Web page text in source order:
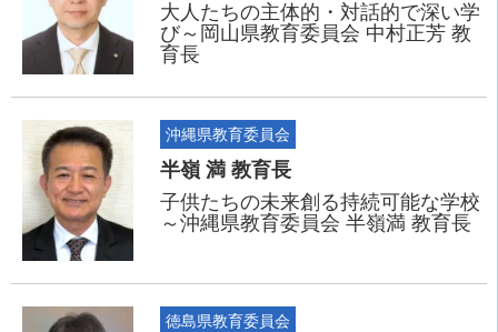
大人たちの主体的・対話的で深い学
び～岡山県教育委員会 中村正芳 教
育長
沖縄県教育委員会
半嶺 満 教育長
子供たちの未来創る持続可能な学校
～沖縄県教育委員会 半嶺満 教育長
徳島県教育委員会